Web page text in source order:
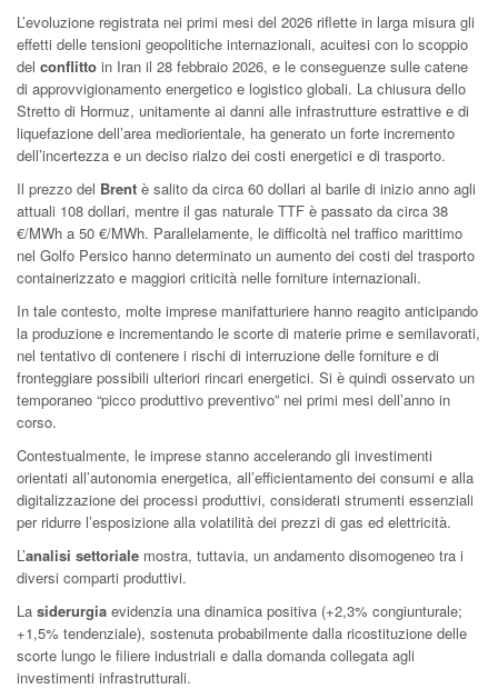
L’evoluzione registrata nei primi mesi del 2026 riflette in larga misura gli
effetti delle tensioni geopolitiche internazionali, acuitesi con lo scoppio
del conflitto in Iran il 28 febbraio 2026, e le conseguenze sulle catene
di approvvigionamento energetico e logistico globali. La chiusura dello
Stretto di Hormuz, unitamente ai danni alle infrastrutture estrattive e di
liquefazione dell’area mediorientale, ha generato un forte incremento
dell’incertezza e un deciso rialzo dei costi energetici e di trasporto.
Il prezzo del Brent è salito da circa 60 dollari al barile di inizio anno agli
attuali 108 dollari, mentre il gas naturale TTF è passato da circa 38
€/MWh a 50 €/MWh. Parallelamente, le difficoltà nel traffico marittimo
nel Golfo Persico hanno determinato un aumento dei costi del trasporto
containerizzato e maggiori criticità nelle forniture internazionali.
In tale contesto, molte imprese manifatturiere hanno reagito anticipando
la produzione e incrementando le scorte di materie prime e semilavorati,
nel tentativo di contenere i rischi di interruzione delle forniture e di
fronteggiare possibili ulteriori rincari energetici. Si è quindi osservato un
temporaneo “picco produttivo preventivo” nei primi mesi dell’anno in
corso.
Contestualmente, le imprese stanno accelerando gli investimenti
orientati all’autonomia energetica, all’efficientamento dei consumi e alla
digitalizzazione dei processi produttivi, considerati strumenti essenziali
per ridurre l’esposizione alla volatilità dei prezzi di gas ed elettricità.
L’analisi settoriale mostra, tuttavia, un andamento disomogeneo tra i
diversi comparti produttivi.
La siderurgia evidenzia una dinamica positiva (+2,3% congiunturale;
+1,5% tendenziale), sostenuta probabilmente dalla ricostituzione delle
scorte lungo le filiere industriali e dalla domanda collegata agli
investimenti infrastrutturali.